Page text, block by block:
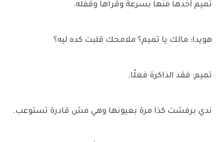
تميم أخدها منها بسرعة وقراها وقفله.
هويدا: مالك يا تميم؟ ملامحك قلبت كده ليه؟
تميم: فقد الذاكرة فعلًا.
ندي برفشت كذا مرة بعيونها وهي مش قادرة تستوعب.